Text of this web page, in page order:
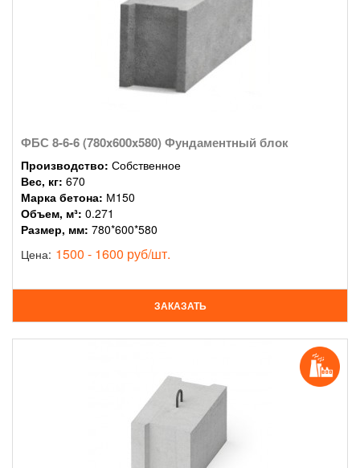
ФБС 8-6-6 (780x600x580) Фундаментный блок
Производство: Собственное
Вес, кг: 670
Марка бетона: М150
Объем, м³: 0.271
Размер, мм: 780*600*580
Цена: 1500 - 1600 руб/шт.
ЗАКАЗАТЬ